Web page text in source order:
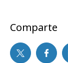
Comparte